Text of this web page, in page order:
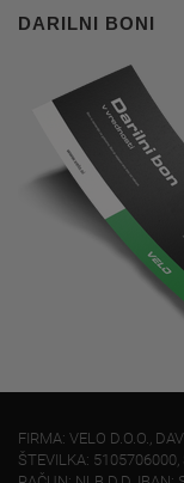
DARILNI BONI
FIRMA: VELO D.O.O.,
ŠTEVILKA: 5105706000,